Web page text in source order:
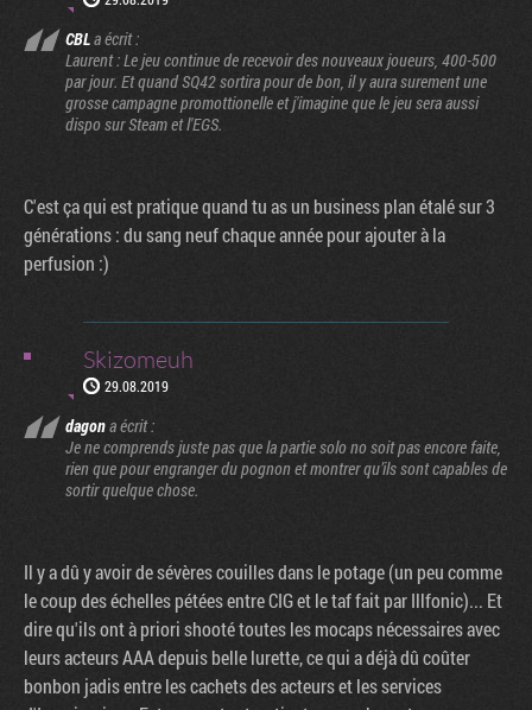
CBLa écrit :
Laurent : Le jeu continue de recevoir des nouveaux joueurs, 400-500
par jour. Et quand SQ42 sortira pour de bon, il y aura surement une
grosse campagne promottionelle et j'imagine que le jeu sera aussi
dispo sur Steam et l'EGS.
C'est ça qui est pratique quand tu as un business plan étalé sur 3
générations : du sang neuf chaque année pour ajouter à la
perfusion :)
Skizomeuh
29.08.2019
dagona écrit :
Je ne comprends juste pas que la partie solo no soit pas encore faite,
rien que pour engranger du pognon et montrer qu’ils sont capables de
sortir quelque chose.
Il y a dû y avoir de sévères couilles dans le potage (un peu comme
le coup des échelles pétées entre CIG et le taf fait par Illfonic)... Et
dire qu'ils ont à priori shooté toutes les mocaps nécessaires avec
leurs acteurs AAA depuis belle lurette, ce qui a déjà dû coûter
bonbon jadis entre les cachets des acteurs et les services